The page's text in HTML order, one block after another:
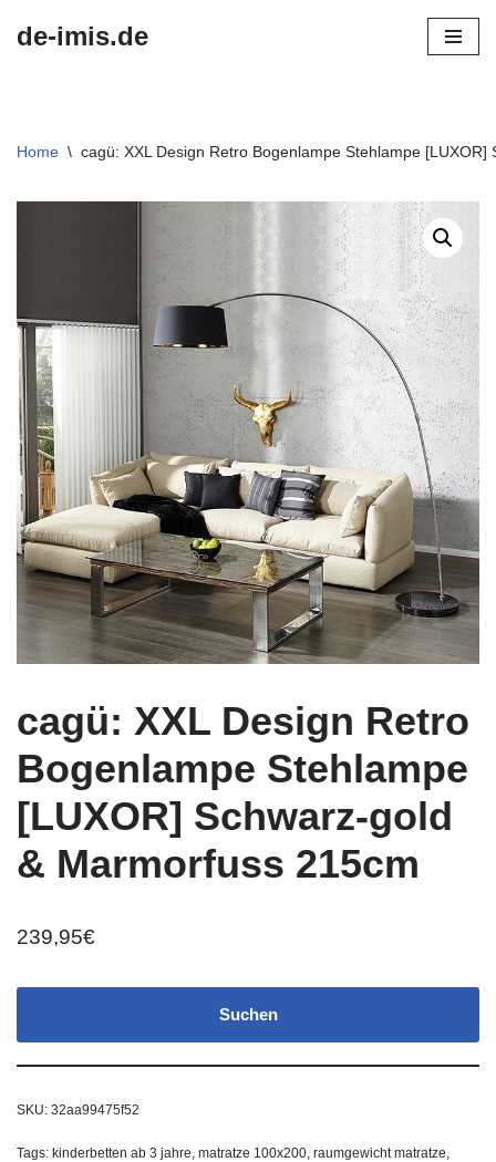
de-imis.de
Home \ cagü: XXL Design Retro Bogenlampe Stehlampe
cagü: XXL Design Retro
Bogenlampe Stehlampe
[LUXOR] Schwarz-gold
& Marmorfuss 215cm
239,95€
Suchen
SKU: 32aa99475f52
Tags: kinderbetten ab 3 jahre, matratze 100x200, raumgewicht matratze,